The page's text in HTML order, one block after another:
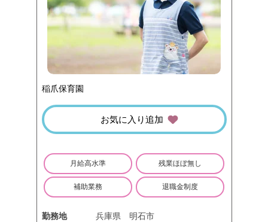
稲爪保育園
お気に入り追加
月給高水準 残業ほぼ無し
補助業務 退職金制度
勤務地 兵庫県
明石市